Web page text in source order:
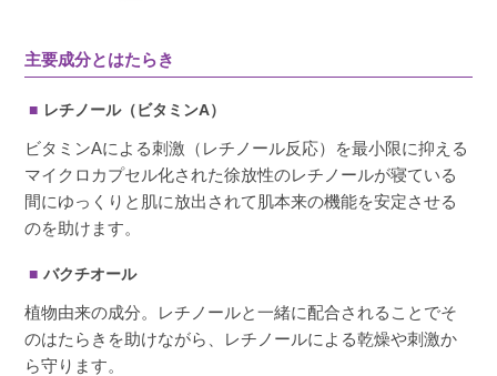
主要成分とはたらき
レチノール（ビタミンA）
ビタミンAによる刺激（レチノール反応）を最小限に抑える
マイクロカプセル化された徐放性のレチノールが寝ている
間にゆっくりと肌に放出されて肌本来の機能を安定させる
のを助けます。
バクチオール
植物由来の成分。レチノールと一緒に配合されることでそ
のはたらきを助けながら、レチノールによる乾燥や刺激か
ら守ります。